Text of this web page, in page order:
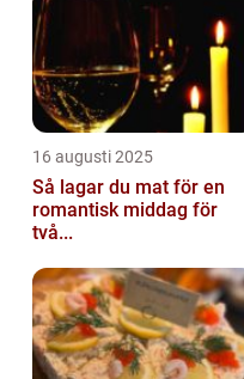
16 augusti 2025
Så lagar du mat för en
romantisk middag för
två...